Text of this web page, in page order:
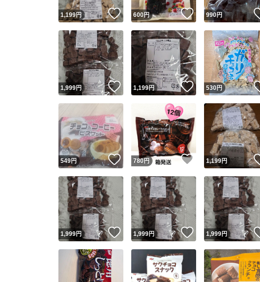
1,199円 いいね！
600円 いいね！
990円
1,999円 いいね！
1,199円 いいね！
530円
549円 いいね！
780 円 いいね！
1,199円
1,999円 いいね！
1,999円 いいね！
1,999円